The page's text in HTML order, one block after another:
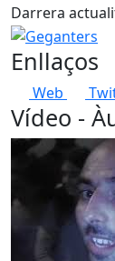
Darrera
Geganters
Enllaços
Web
Vídeo -